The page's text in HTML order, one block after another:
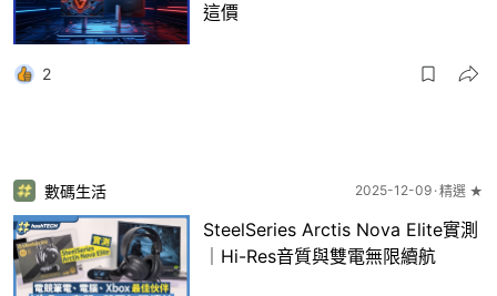
這價
2
數碼生活 2025-12-09 精選 ★
SteelSeries Arctis Nova Elite實測
｜Hi-Res音質與雙電無限續航